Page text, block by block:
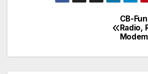
CB-
Radio,
Modem